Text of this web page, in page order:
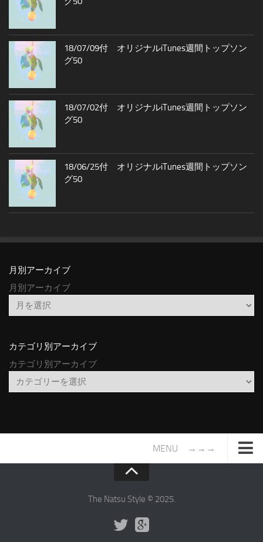
18/07/09付 オリジナルiTunes週間トップソン
グ50
18/07/02付 オリジナルiTunes週間トップソン
グ50
18/06/25付 オリジナルiTunes週間トップソン
グ50
月別アーカイブ
月別アーカイブ
カテゴリ別アーカイブ
カテゴリ別アーカイブ
MENU →→→
The Natsu Style © 2025.